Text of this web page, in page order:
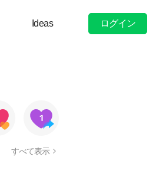
Ideas ログイン
すべて表示